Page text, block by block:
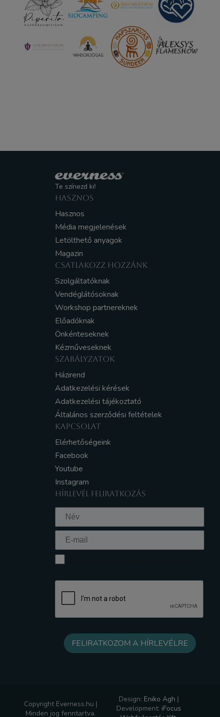
Te színezd ki!
HASZNOS
Hasznos
Média megjelenések
Letölthető anyagok
Magazin
CSATLAKOZZ HOZZÁNK
Szolgáltatóknak
Vendéglátósoknak
Workshop partnereknek
Előadóknak
Önkénteseknek
Kézműveseknek
SZABÁLYZATOK
Házirend
Adatkezelési kérések
Adatkezelési tájékoztató
Általános szerződési feltételek
KAPCSOLAT
Elérhetőségeink
Facebook
Youtube
Instagram
HÍRLEVÉL FELIRATKOZÁS
Copyright Everness.hu |
Minden jog fenntartva.
Design: Eniko Agh |
Development: iFocus